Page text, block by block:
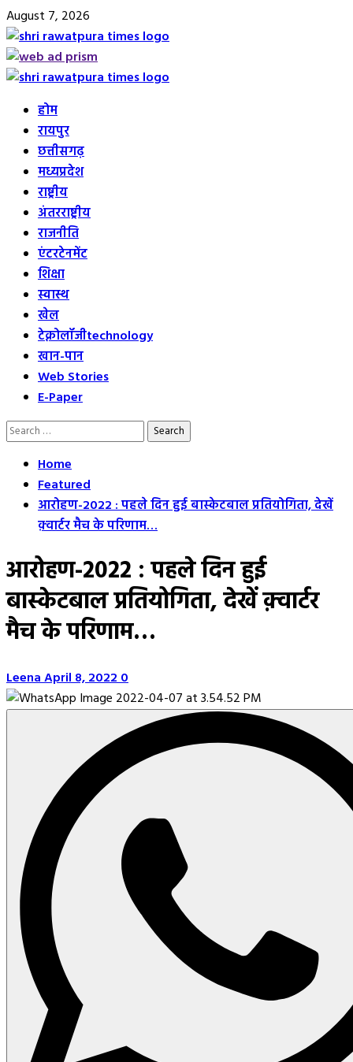
Skip
to
content
August 7, 2026
Primary
होम
रायपुर
छत्तीसगढ़
मध्यप्रदेश
राष्ट्रीय
अंतरराष्ट्रीय
राजनीति
एंटरटेनमेंट
शिक्षा
स्वास्थ
खेल
टेक्नोलॉजीtechnology
खान-पान
Web Stories
E-Paper
Search
Home
Featured
आरोहण-2022 : पहले दिन हुई बास्केटबाल प्रतियोगिता, देखें
क़्वार्टर मैच के परिणाम…
आरोहण-2022 : पहले दिन हुई
बास्केटबाल प्रतियोगिता, देखें क़्वार्टर
मैच के परिणाम…
LeenaApril 8, 20220